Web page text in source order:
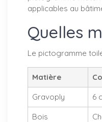
applicables au
Quelles
Le pictogramme
Matière
Gravoply 6
Bois